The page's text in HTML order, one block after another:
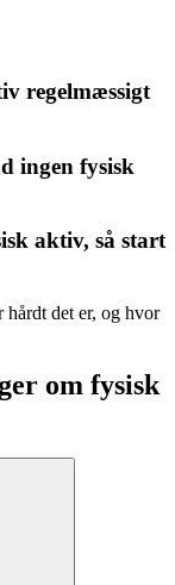
regelmæssigt
ingen fysisk
aktiv, så start
det er, og hvor
om fysisk